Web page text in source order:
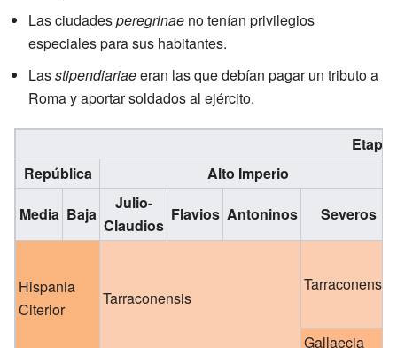
Las ciudadesperegrinae no tenían privilegios
especiales para sus habitantes.
Lasstipendiariaeeran las que debían pagar un tributo a
Roma y aportar soldados al ejército.
República
Alto Imperio
Media Baja
Julio-
Claudios
Flavios Antoninos Severos
Hispania
Citerior
Tarraconensis
Tarraconensis
Gallaecia